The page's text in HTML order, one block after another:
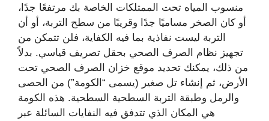
منسوب المياه تحت الممتلكات الخاصة بك مرتفعًا جدًا،
أو كان الصخر مساميًا جدًا وقريبًا من سطح التربة، أو أن
التربة ليست نفاذية بما فيه الكفاية، فلن تتمكن من
تجهيز نظام الصرف الصحي بحقل تصريف قياسي. بدلاً
من ذلك، يمكنك تحديد موقع خزان الصرف الصحي تحت
الأرض، ثم إنشاء تل صغير (يسمى “الكومة”) من الحصى
والرمل وطبقة التربة السطحية السطحية. هذه الكومة
هي المكان الذي تتدفق فيه النفايات السائلة عبر